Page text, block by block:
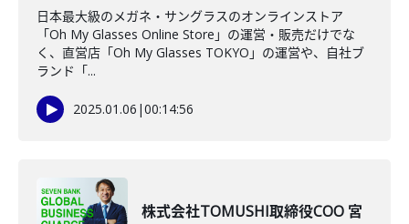
日本最大級のメガネ・サングラスのオンラインストア
「Oh My Glasses Online Store」の運営・販売だけでな
く、直営店「Oh My Glasses TOKYO」の運営や、自社ブ
ランド「...
2025.01.06 |00:14:56
株式会社TOMUSHI取締役COO 宮